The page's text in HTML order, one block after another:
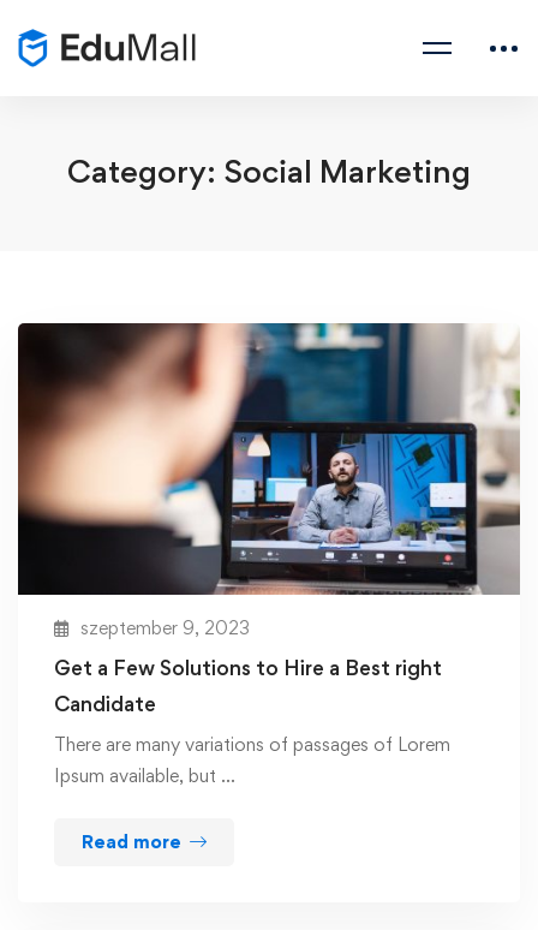
Category: Social Marketing
szeptember 9, 2023
Get a Few Solutions to Hire a Best right
Candidate
There are many variations of passages of Lorem
Ipsum available, but …
Read more